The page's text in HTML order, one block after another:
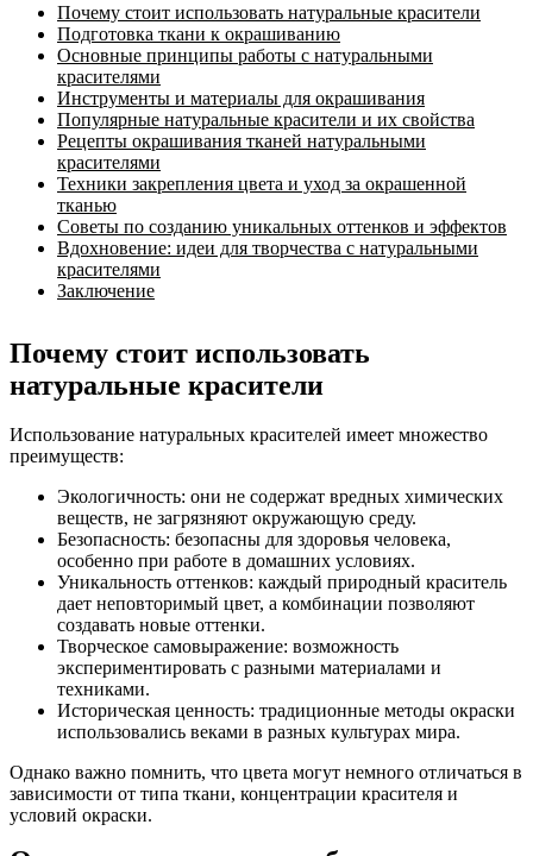
Почему стоит использовать натуральные красители
Подготовка ткани к окрашиванию
Основные принципы работы с натуральными
красителями
Инструменты и материалы для окрашивания
Популярные натуральные красители и их свойства
Рецепты окрашивания тканей натуральными
красителями
Техники закрепления цвета и уход за окрашенной
тканью
Советы по созданию уникальных оттенков и эффектов
Вдохновение: идеи для творчества с натуральными
красителями
Заключение
Почему стоит использовать
натуральные красители
Использование натуральных красителей имеет множество
преимуществ:
Экологичность: они не содержат вредных химических
веществ, не загрязняют окружающую среду.
Безопасность: безопасны для здоровья человека,
особенно при работе в домашних условиях.
Уникальность оттенков: каждый природный краситель
дает неповторимый цвет, а комбинации позволяют
создавать новые оттенки.
Творческое самовыражение: возможность
экспериментировать с разными материалами и
техниками.
Историческая ценность: традиционные методы окраски
использовались веками в разных культурах мира.
Однако важно помнить, что цвета могут немного отличаться в
зависимости от типа ткани, концентрации красителя и
условий окраски.